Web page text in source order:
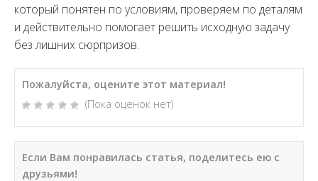
который понятен по условиям, проверяем по деталям
и действительно помогает решить исходную задачу
без лишних сюрпризов.
Пожалуйста, оцените этот материал!
(Пока оценок нет)
Если Вам понравилась статья, поделитесь ею с
друзьями!